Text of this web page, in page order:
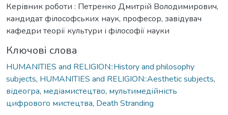
Керівник роботи : Петренко Дмитрій Володимирович,
кандидат філософських наук, професор, завідувач
кафедри теорії культури і філософії науки
Ключові слова
HUMANITIES and RELIGION::History and philosophy
subjects, HUMANITIES and RELIGION::Aesthetic subjects,
відеогра, медіамистецтво, мультимедійність
цифрового мистецтва, Death Stranding